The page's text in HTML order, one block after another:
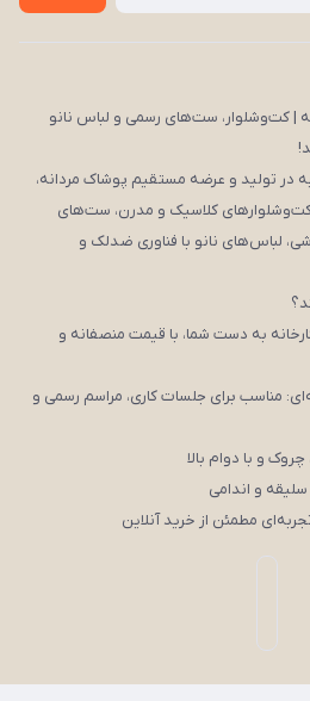
| کت‌وشلوار، ست‌های رسمی و لباس نانو
کت‌وشلوارهای کلاسیک و مدرن، ست‌های
لباس‌های نانو با فناوری ضدلک و
به دست شما، با قیمت منصفانه و
مناسب برای جلسات کاری، مراسم رسمی و
و با دوام بالا
و اندامی
مطمئن از خرید آنلاین